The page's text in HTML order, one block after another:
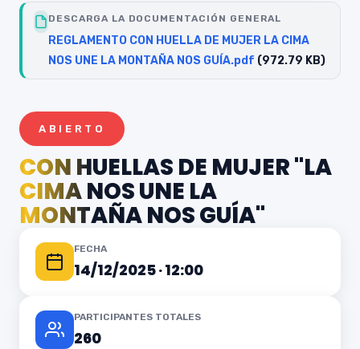
ABIERTO
CON HUELLAS DE MUJER "LA
CIMA NOS UNE LA
MONTAÑA NOS GUÍA"
FECHA
14/12/2025 · 12:00
PARTICIPANTES TOTALES
260
DESCARGA LA DOCUMENTACIÓN GENERAL
REGLAMENTO CON HUELLA DE MUJER LA CIMA
NOS UNE LA MONTAÑA NOS GUÍA.pdf (972.79 KB)